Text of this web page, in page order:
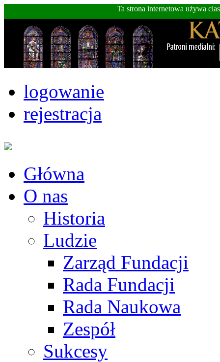
Ta strona internetowa używa
logowanie
rejestracja
Główna
O nas
Historia
Ludzie
Zarząd Fundacji
Rada Fundacji
Rada Naukowa
Zespół
Sukcesy